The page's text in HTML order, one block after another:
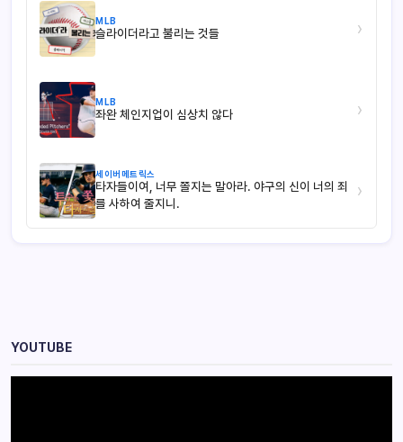
MLB
슬라이더라고 불리는 것들 ›
MLB
좌완 체인지업이 심상치 않다 ›
세이버메트릭스
타자들이여, 너무 쫄지는 말아라. 야구의 신이 너의 죄
를 사하여 줄지니.
›
YOUTUBE